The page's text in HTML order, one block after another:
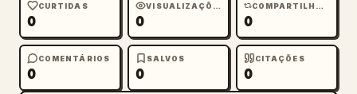
CURTIDAS
0
VISUALIZAÇÕES
0
COMPARTILHAMENTOS
0
COMENTÁRIOS
0
SALVOS
0
CITAÇÕES
0